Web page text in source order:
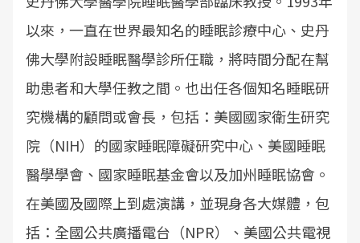
以來，一直在世界最知名的睡眠診療中心、史丹
佛大學附設睡眠醫學診所任職，將時間分配在幫
助患者和大學任教之間。也出任各個知名睡眠研
究機構的顧問或會長，包括：美國國家衛生研究
院（NIH）的國家睡眠障礙研究中心、美國睡眠
醫學學會、國家睡眠基金會以及加州睡眠協會。
在美國及國際上到處演講，並現身各大媒體，包
括：全國公共廣播電台（NPR）、美國公共電視